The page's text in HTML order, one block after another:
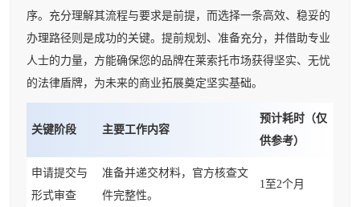
序。充分理解其流程与要求是前提，而选择一条高效、稳妥的
办理路径则是成功的关键。提前规划、准备充分，并借助专业
人士的力量，方能确保您的品牌在莱索托市场获得坚实、无忧
的法律盾牌，为未来的商业拓展奠定坚实基础。
关键阶段 主要工作内容
预计耗时（仅
供参考）
申请提交与
形式审查
准备并递交材料，官方核查文
件完整性。
1至2个月